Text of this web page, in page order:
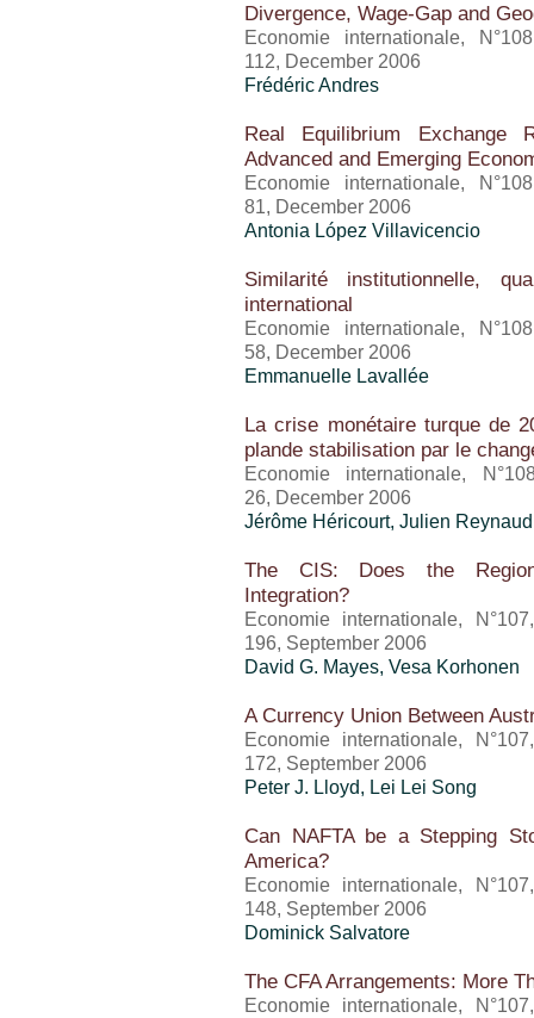
Divergence, Wage-Gap and
Economie internationale,
112, December 2006
Frédéric Andres
Real Equilibrium Exchange
Advanced and Emerging
Economie internationale,
81, December 2006
Antonia López Villavicencio
Similarité institutionnelle,
international
Economie internationale,
58, December 2006
Emmanuelle Lavallée
La crise monétaire turque de
plande stabilisation par le
Economie internationale,
26, December 2006
Jérôme Héricourt, Julien Reynaud
The CIS: Does the
Integration?
Economie internationale,
196, September 2006
David G. Mayes, Vesa Korhonen
A Currency Union Between
Economie internationale,
172, September 2006
Peter J. Lloyd, Lei Lei Song
Can NAFTA be a Stepping
America?
Economie internationale,
148, September 2006
Dominick Salvatore
The CFA Arrangements: More
Economie internationale,